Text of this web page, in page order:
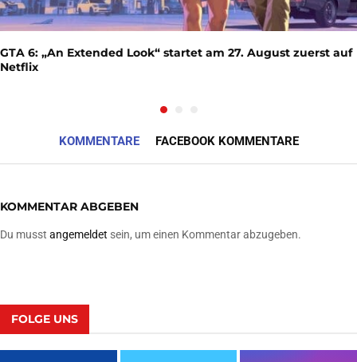
GTA 6: „An Extended Look“ startet am 27. August zuerst auf
Netflix
KOMMENTARE FACEBOOK KOMMENTARE
KOMMENTAR ABGEBEN
Du musst angemeldet sein, um einen Kommentar abzugeben.
FOLGE UNS